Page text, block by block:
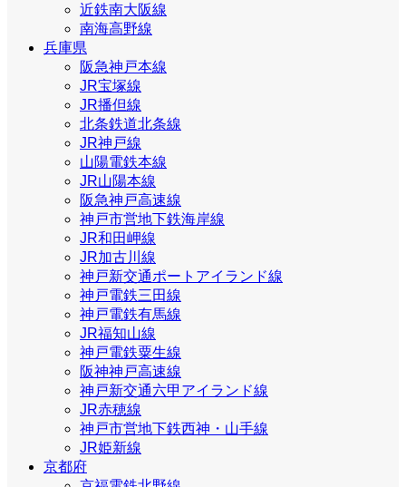
近鉄南大阪線
南海高野線
兵庫県
阪急神戸本線
JR宝塚線
JR播但線
北条鉄道北条線
JR神戸線
山陽電鉄本線
JR山陽本線
阪急神戸高速線
神戸市営地下鉄海岸線
JR和田岬線
JR加古川線
神戸新交通ポートアイランド線
神戸電鉄三田線
神戸電鉄有馬線
JR福知山線
神戸電鉄粟生線
阪神神戸高速線
神戸新交通六甲アイランド線
JR赤穂線
神戸市営地下鉄西神・山手線
JR姫新線
京都府